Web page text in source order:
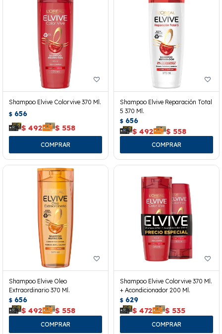
Shampoo Elvive Colorvive 370 Ml.
$ 656
$ 492 $ 558
Shampoo Elvive Reparación Total
5 370 Ml.
$ 656
$ 492 $ 558
Shampoo Elvive Oleo
Extraordinario 370 Ml.
$ 656
$ 492 $ 558
Shampoo Elvive Colorvive 370 Ml.
+ Acondicionador 200 Ml.
$ 629
$ 472 $ 535